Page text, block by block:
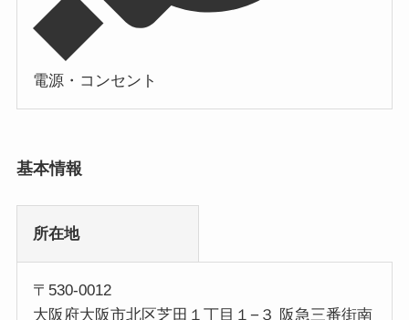
電源・コンセント
基本情報
所在地
〒530-0012
大阪府大阪市北区芝田１丁目１−３ 阪急三番街南